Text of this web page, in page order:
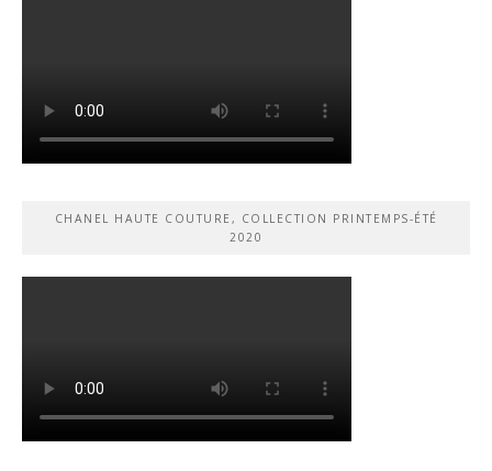
CHANEL HAUTE COUTURE, COLLECTION PRINTEMPS-ÉTÉ
2020